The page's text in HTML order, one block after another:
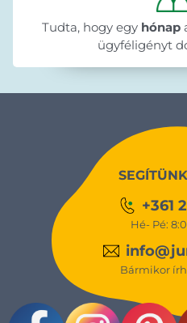
Tudta, hogy egy hónap
ügyféligényt
+361
Hé- Pé:
Bármikor